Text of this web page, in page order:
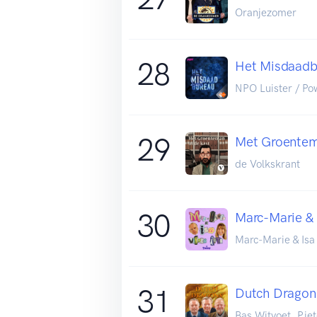
Oranjezomer
28 Het
NPO Luister /
29 Met
de Volkskrant
30 Marc-Marie
Marc-Marie &
31 Dutch